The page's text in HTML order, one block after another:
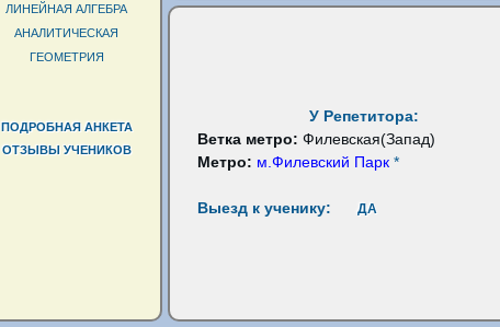
ЛИНЕЙНАЯ АЛГЕБРА
АНАЛИТИЧЕСКАЯ
ГЕОМЕТРИЯ
ПОДРОБНАЯ АНКЕТА
ОТЗЫВЫ УЧЕНИКОВ
У Репетитора:
Ветка метро: Филевская(Запад)
Метро: м.Филевский Парк *
Выезд к ученику: ДА